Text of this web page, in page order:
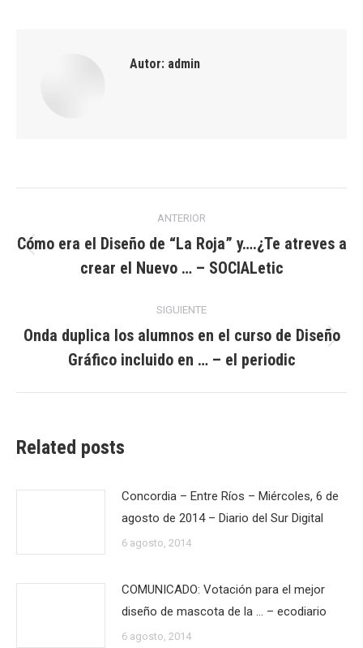
Autor: admin
entre
publicaciones
ANTERIOR
Publicación
anterior:
Cómo era el Diseño de “La Roja” y….¿Te atreves a
crear el Nuevo … – SOCIALetic
SIGUIENTE
Publicación
siguiente:
Onda duplica los alumnos en el curso de Diseño
Gráfico incluido en … – el periodic
Related posts
Concordia – Entre Ríos – Miércoles, 6 de
agosto de 2014 – Diario del Sur Digital
6 agosto, 2014
COMUNICADO: Votación para el mejor
diseño de mascota de la … – ecodiario
6 agosto, 2014